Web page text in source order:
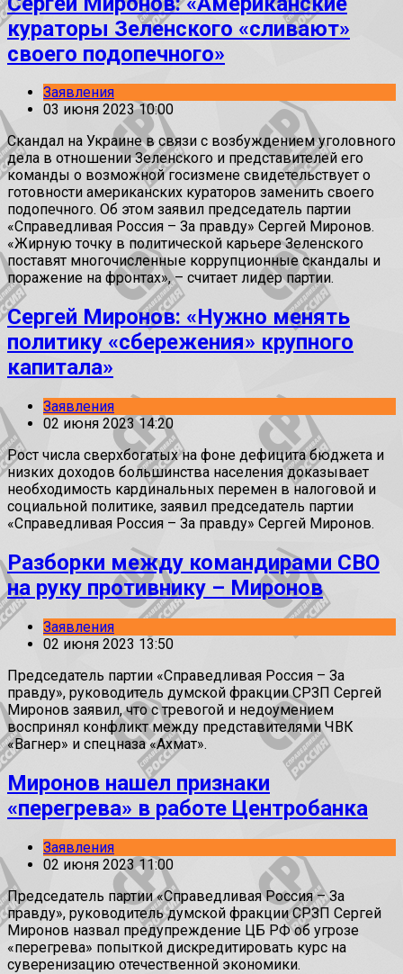
кураторы Зеленского «сливают»
своего подопечного»
Заявления
03 июня 2023 10:00
Скандал на Украине в связи с возбуждением уголовного
дела в отношении Зеленского и представителей его
команды о возможной госизмене свидетельствует о
готовности американских кураторов заменить своего
подопечного. Об этом заявил председатель партии
«Справедливая Россия – За правду» Сергей Миронов.
«Жирную точку в политической карьере Зеленского
поставят многочисленные коррупционные скандалы и
поражение на фронтах», – считает лидер партии.
Сергей Миронов: «Нужно менять
политику «сбережения» крупного
капитала»
Заявления
02 июня 2023 14:20
Рост числа сверхбогатых на фоне дефицита бюджета и
низких доходов большинства населения доказывает
необходимость кардинальных перемен в налоговой и
социальной политике, заявил председатель партии
«Справедливая Россия – За правду» Сергей Миронов.
Разборки между командирами СВО
на руку противнику – Миронов
Заявления
02 июня 2023 13:50
Председатель партии «Справедливая Россия – За
правду», руководитель думской фракции СРЗП Сергей
Миронов заявил, что с тревогой и недоумением
воспринял конфликт между представителями ЧВК
«Вагнер» и спецназа «Ахмат».
Миронов нашел признаки
«перегрева» в работе Центробанка
Заявления
02 июня 2023 11:00
Председатель партии «Справедливая Россия – За
правду», руководитель думской фракции СРЗП Сергей
Миронов назвал предупреждение ЦБ РФ об угрозе
«перегрева» попыткой дискредитировать курс на
суверенизацию отечественной экономики.